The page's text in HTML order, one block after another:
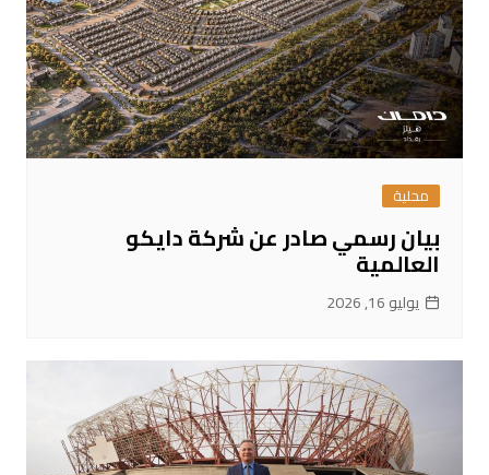
محلية
بيان رسمي صادر عن شركة دايكو
العالمية
يوليو 16, 2026